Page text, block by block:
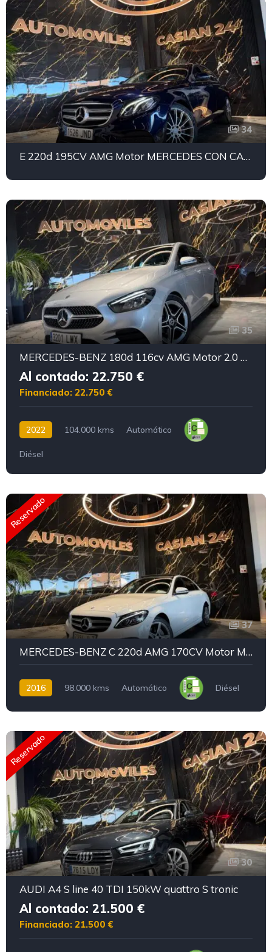
34
E 220d 195CV AMG Motor MERCEDES CON CADENA IRROMPIBLE
35
MERCEDES-BENZ 180d 116cv AMG Motor 2.0 MERCEDES con CADENA IRROMPIBLE
Al contado: 22.750 €
Financiado: 22.750 €
2022 104.000 kms Automático
Diésel
Reservado
37
MERCEDES-BENZ C 220d AMG 170CV Motor MERCEDES CON CDENA IRROMPIBLE
2016 98.000 kms Automático Diésel
Reservado
30
AUDI A4 S line 40 TDI 150kW quattro S tronic
Al contado: 21.500 €
Financiado: 21.500 €